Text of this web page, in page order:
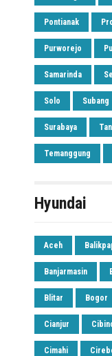
Pontianak
Purworejo
Samarinda
Solo Subang
Surabaya
Temanggung
Hyundai
Aceh
Banjarmasin
Blitar Bogor
Cianjur
Cimahi